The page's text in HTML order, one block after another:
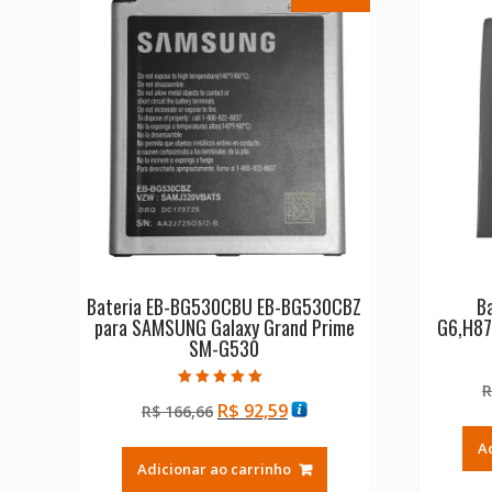
Bateria EB-BG530CBU EB-BG530CBZ
para SAMSUNG Galaxy Grand Prime
SM-G530
5.00
de 5
R$166,66 O
original
era:
R$ 92,59O
atual
é:
Adicionar ao carrinho